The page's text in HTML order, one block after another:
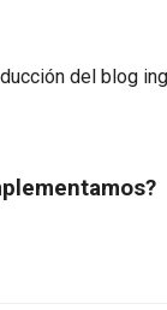
del blog